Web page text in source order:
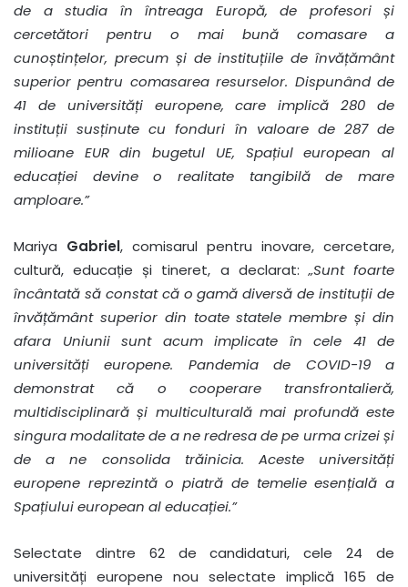
de a studia în întreaga Europă, de profesori și
cercetători pentru o mai bună comasare a
cunoștințelor, precum și de instituțiile de învățământ
superior pentru comasarea resurselor. Dispunând de
41 de universități europene, care implică 280 de
instituții susținute cu fonduri în valoare de 287 de
milioane EUR din bugetul UE, Spațiul european al
educației devine o realitate tangibilă de mare
amploare.”
Mariya Gabriel, comisarul pentru inovare, cercetare,
cultură, educație și tineret, a declarat:„Sunt foarte
încântată să constat că o gamă diversă de instituții de
învățământ superior din toate statele membre și din
afara Uniunii sunt acum implicate în cele 41 de
universități europene. Pandemia de COVID-19 a
demonstrat că o cooperare transfrontalieră,
multidisciplinară și multiculturală mai profundă este
singura modalitate de a ne redresa de pe urma crizei și
de a ne consolida trăinicia. Aceste universități
europene reprezintă o piatră de temelie esențială a
Spațiului european al educației.”
Selectate dintre 62 de candidaturi, cele 24 de
universități europene nou selectate implică 165 de